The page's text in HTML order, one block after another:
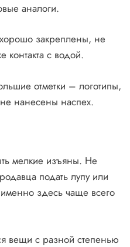
аналоги.
закреплены, не
с водой.
отметки – логотипы,
нанесены наспех.
мелкие изъяны. Не
подать лупу или
здесь чаще всего
вещи с разной степенью